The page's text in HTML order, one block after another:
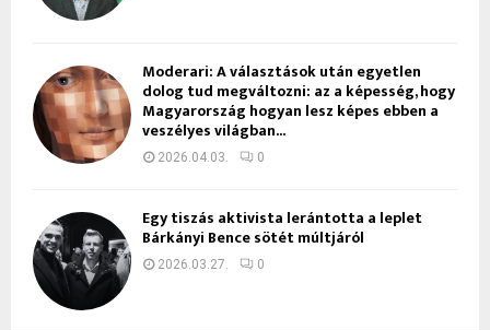
Moderari: A választások után egyetlen
dolog tud megváltozni: az a képesség, hogy
Magyarország hogyan lesz képes ebben a
veszélyes világban...
2026.04.03. 0
Egy tiszás aktivista lerántotta a leplet
Bárkányi Bence sötét múltjáról
2026.03.27. 0